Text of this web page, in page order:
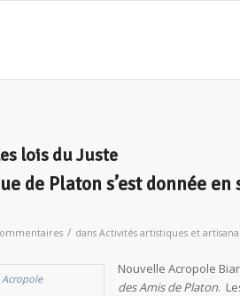
lois du Juste
de Platon s’est donnée
/ dans Activités artistiques et
Nouvelle Acropole
des Amis de Platon.